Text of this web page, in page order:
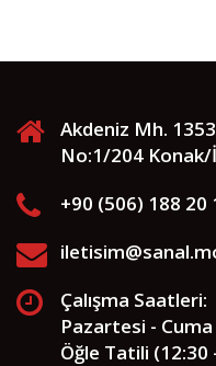
Akdeniz Mh.
No:1/204
+90 (506) 188 20
Çalışma Saatleri:
Pazartesi -
Öğle Tatili (12:30